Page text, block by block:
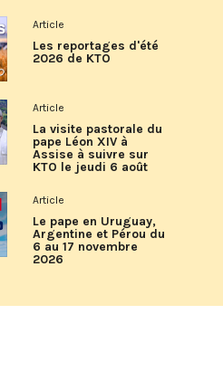
Article
Les reportages d'été
2026 de KTO
Article
La visite pastorale du
pape Léon XIV à
Assise à suivre sur
KTO le jeudi 6 août
Article
Le pape en Uruguay,
Argentine et Pérou du
6 au 17 novembre
2026